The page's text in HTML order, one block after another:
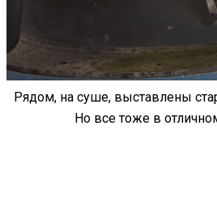
Рядом, на суше, выставлены
Но все тоже в